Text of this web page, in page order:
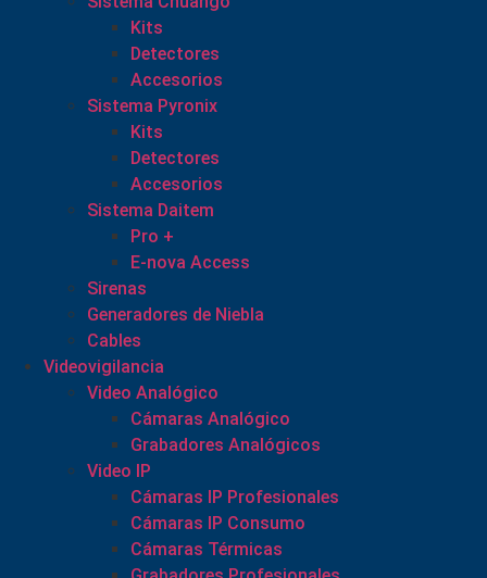
Kits
Detectores
Accesorios
Sistema Pyronix
Kits
Detectores
Accesorios
Sistema Daitem
Pro +
E-nova Access
Sirenas
Generadores de Niebla
Cables
Videovigilancia
Video Analógico
Cámaras Analógico
Grabadores Analógicos
Video IP
Cámaras IP Profesionales
Cámaras IP Consumo
Cámaras Térmicas